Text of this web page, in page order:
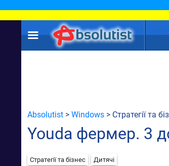
Absolutist > Windows > Стратегії та
Youda фермер. 3
Стратегії та бізнес Дитячі